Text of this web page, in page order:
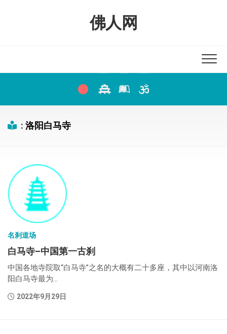
佛人网
: 洛阳白马寺
名刹道场
白马寺–中国第一古刹
中国各地寺院取“白马寺”之名的大概有二十多座，其中以河南洛
阳白马寺最为...
2022年9月29日